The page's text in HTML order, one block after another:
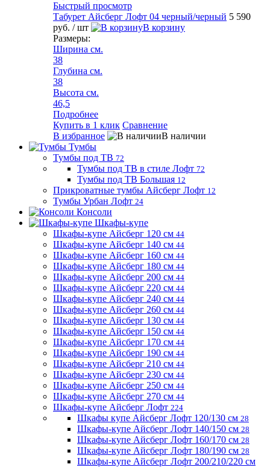
Быстрый просмотр
Табурет Айсберг Лофт 04 черный/черный 5 590
руб. / шт
В корзину
Размеры:
Ширина см.
38
Глубина см.
38
Высота см.
46,5
Подробнее
Купить в 1 клик Сравнение
В избранное
В наличии
Тумбы
Тумбы под ТВ 72
Тумбы под ТВ в стиле Лофт 72
Тумбы под ТВ Большая 12
Прикроватные тумбы Айсберг Лофт 12
Тумбы Урбан Лофт 24
Консоли
Шкафы-купе
Шкафы-купе Айсберг 120 см 44
Шкафы-купе Айсберг 140 см 44
Шкафы-купе Айсберг 160 см 44
Шкафы-купе Айсберг 180 см 44
Шкафы-купе Айсберг 200 см 44
Шкафы-купе Айсберг 220 см 44
Шкафы-купе Айсберг 240 см 44
Шкафы-купе Айсберг 260 см 44
Шкафы-купе Айсберг 130 см 44
Шкафы-купе Айсберг 150 см 44
Шкафы-купе Айсберг 170 см 44
Шкафы-купе Айсберг 190 см 44
Шкафы-купе Айсберг 210 см 44
Шкафы-купе Айсберг 230 см 44
Шкафы-купе Айсберг 250 см 44
Шкафы-купе Айсберг 270 см 44
Шкафы-купе Айсберг Лофт 224
Шкафы купе Айсберг Лофт 120/130 см 28
Шкафы-купе Айсберг Лофт 140/150 см 28
Шкафы-купе Айсберг Лофт 160/170 см 28
Шкафы-купе Айсберг Лофт 180/190 см 28
Шкафы-купе Айсберг Лофт 200/210/220 см